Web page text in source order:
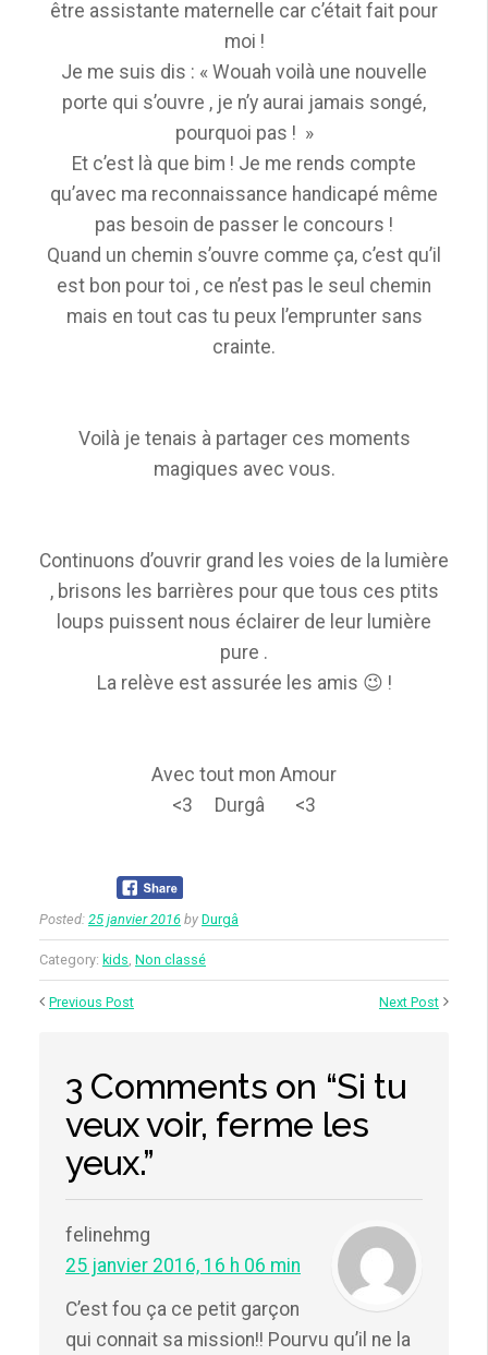
être assistante maternelle car c’était fait pour
moi !
Je me suis dis : « Wouah voilà une nouvelle
porte qui s’ouvre , je n’y aurai jamais songé,
pourquoi pas ! »
Et c’est là que bim ! Je me rends compte
qu’avec ma reconnaissance handicapé même
pas besoin de passer le concours !
Quand un chemin s’ouvre comme ça, c’est qu’il
est bon pour toi , ce n’est pas le seul chemin
mais en tout cas tu peux l’emprunter sans
crainte.
Voilà je tenais à partager ces moments
magiques avec vous.
Continuons d’ouvrir grand les voies de la lumière
, brisons les barrières pour que tous ces ptits
loups puissent nous éclairer de leur lumière
pure .
La relève est assurée les amis 😉 !
Avec tout mon Amour
<3 Durgâ <3
Posted: 25 janvier 2016 by Durgâ
Category: kids, Non classé
Previous Post Next Post
3 Comments on “Si tu
veux voir, ferme les
yeux.”
felinehmg
25 janvier 2016, 16 h 06 min
C’est fou ça ce petit garçon
qui connait sa mission!! Pourvu qu’il ne la